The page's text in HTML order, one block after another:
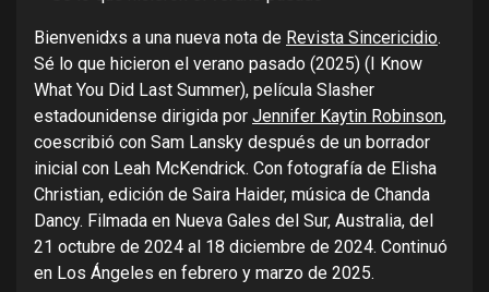
Bienvenidxs a una nueva nota de Revista Sincericidio.
Sé lo que hicieron el verano pasado (2025) (I Know
What You Did Last Summer), película Slasher
estadounidense dirigida por Jennifer Kaytin Robinson,
coescribió con Sam Lansky después de un borrador
inicial con Leah McKendrick. Con fotografía de Elisha
Christian, edición de Saira Haider, música de Chanda
Dancy. Filmada en Nueva Gales del Sur, Australia, del
21 octubre de 2024 al 18 diciembre de 2024. Continuó
en Los Ángeles en febrero y marzo de 2025.